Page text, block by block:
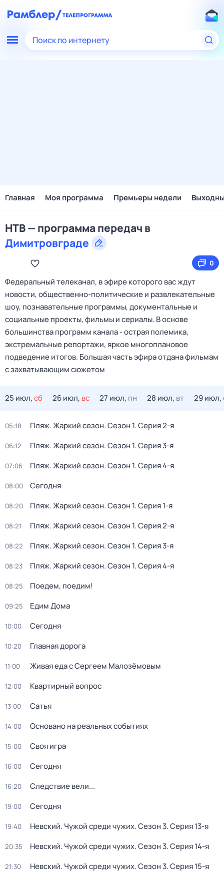
Поиск по интернету
Главная Моя программа Премьеры недели
НТВ — программа передач в
Димитровграде
0
Федеральный телеканал, в эфире которого вас ждут
новости, общественно-политические и развлекательные
шоу, познавательные программы, документальные и
социальные проекты, фильмы и сериалы. В основе
большинства программ канала - острая полемика,
экстремальные репортажи, яркое многоплановое
подведение итогов. Большая часть эфира отдана фильмам
с захватывающим сюжетом
25 июл,сб 26 июл, вс 27 июл, пн 28 июл, вт 29 июл,
05:18 Пляж. Жаркий сезон. Сезон 1. Серия 2-я
06:12 Пляж. Жаркий сезон. Сезон 1. Серия 3-я
07:06 Пляж. Жаркий сезон. Сезон 1. Серия 4-я
08:00 Сегодня
08:20 Пляж. Жаркий сезон. Сезон 1. Серия 1-я
08:21 Пляж. Жаркий сезон. Сезон 1. Серия 2-я
08:22 Пляж. Жаркий сезон. Сезон 1. Серия 3-я
08:23 Пляж. Жаркий сезон. Сезон 1. Серия 4-я
08:25 Поедем, поедим!
09:25 Едим Дома
10:00 Сегодня
10:20 Главная дорога
11:00 Живая еда с Сергеем Малозёмовым
12:00 Квартирный вопрос
13:00 Сатья
14:00 Основано на реальных событиях
15:00 Своя игра
16:00 Сегодня
16:20 Следствие вели...
19:00 Сегодня
19:40 Невский. Чужой среди чужих. Сезон 3. Серия 13-я
20:35 Невский. Чужой среди чужих. Сезон 3. Серия 14-я
21:30 Невский. Чужой среди чужих. Сезон 3. Серия 15-я